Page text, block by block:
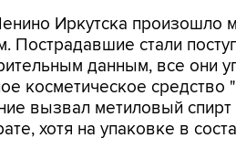
Иркутска произошло
Пострадавшие стали
данным, все они
косметическое средство
вызвал метиловый спирт
хотя на упаковке в